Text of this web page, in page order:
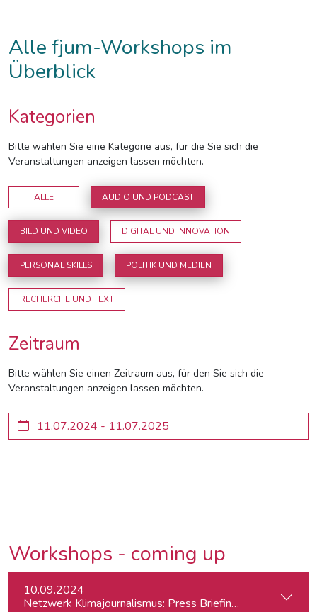
Alle fjum-Workshops im
Überblick
Kategorien
Bitte wählen Sie eine Kategorie aus, für die Sie sich die
Veranstaltungen anzeigen lassen möchten.
ALLE AUDIO UND PODCAST
BILD UND VIDEO DIGITAL UND INNOVATION
PERSONAL SKILLS POLITIK UND MEDIEN
RECHERCHE UND TEXT
Zeitraum
Bitte wählen Sie einen Zeitraum aus, für den Sie sich die
Veranstaltungen anzeigen lassen möchten.
Workshops - coming up
10.09.2024
Netzwerk Klimajournalismus: Press Briefing zur